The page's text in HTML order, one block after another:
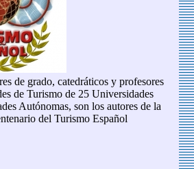
de grado, catedráticos y profesores
de Turismo de 25 Universidades
Autónomas, son los autores de la
del Turismo Español